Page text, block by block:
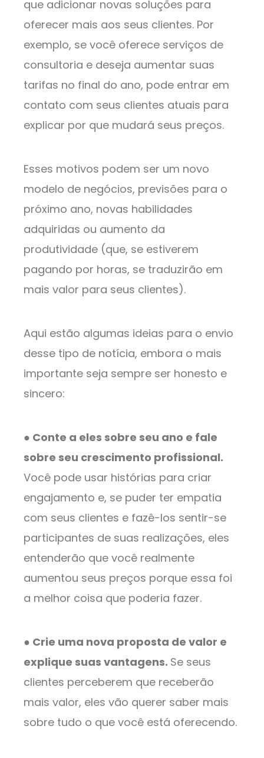
que adicionar novas soluções para
oferecer mais aos seus clientes. Por
exemplo, se você oferece serviços de
consultoria e deseja aumentar suas
tarifas no final do ano, pode entrar em
contato com seus clientes atuais para
explicar por que mudará seus preços.
Esses motivos podem ser um novo
modelo de negócios, previsões para o
próximo ano, novas habilidades
adquiridas ou aumento da
produtividade (que, se estiverem
pagando por horas, se traduzirão em
mais valor para seus clientes).
Aqui estão algumas ideias para o envio
desse tipo de notícia, embora o mais
importante seja sempre ser honesto e
sincero:
● Conte a eles sobre seu ano e fale
sobre seu crescimento profissional.
Você pode usar histórias para criar
engajamento e, se puder ter empatia
com seus clientes e fazê-los sentir-se
participantes de suas realizações, eles
entenderão que você realmente
aumentou seus preços porque essa foi
a melhor coisa que poderia fazer.
● Crie uma nova proposta de valor e
explique suas vantagens. Se seus
clientes perceberem que receberão
mais valor, eles vão querer saber mais
sobre tudo o que você está oferecendo.